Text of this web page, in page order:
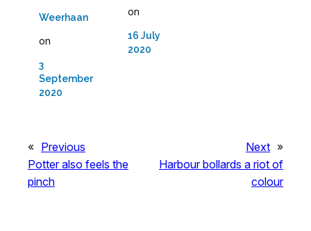
Weerhaan
on
3
September
2020
on
16 July
2020
« Previous
Potter also feels the
pinch
Next »
Harbour bollards a riot of
colour